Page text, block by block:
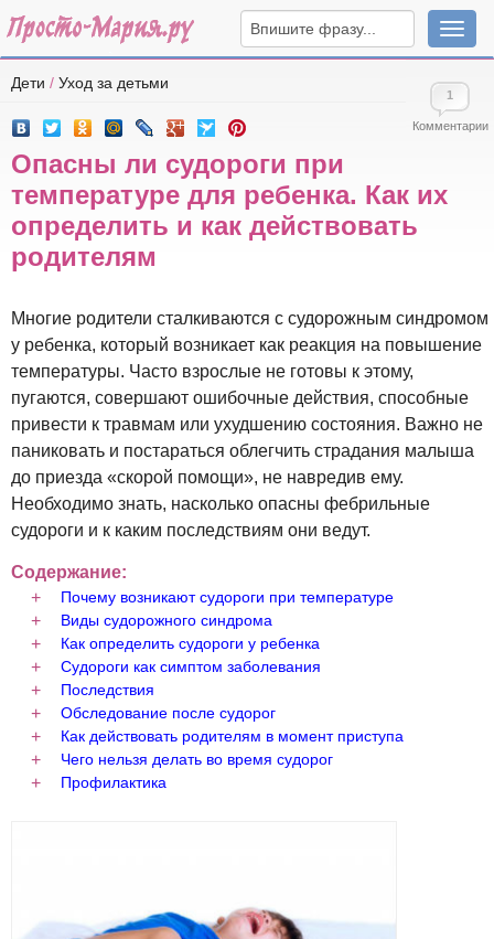
Дети / Уход за детьми
1
Комментарии
Опасны ли судороги при
температуре для ребенка. Как их
определить и как действовать
родителям
Многие родители сталкиваются с судорожным синдромом
у ребенка, который возникает как реакция на повышение
температуры. Часто взрослые не готовы к этому,
пугаются, совершают ошибочные действия, способные
привести к травмам или ухудшению состояния. Важно не
паниковать и постараться облегчить страдания малыша
до приезда «скорой помощи», не навредив ему.
Необходимо знать, насколько опасны фебрильные
судороги и к каким последствиям они ведут.
Содержание:
Почему возникают судороги при температуре
Виды судорожного синдрома
Как определить судороги у ребенка
Судороги как симптом заболевания
Последствия
Обследование после судорог
Как действовать родителям в момент приступа
Чего нельзя делать во время судорог
Профилактика